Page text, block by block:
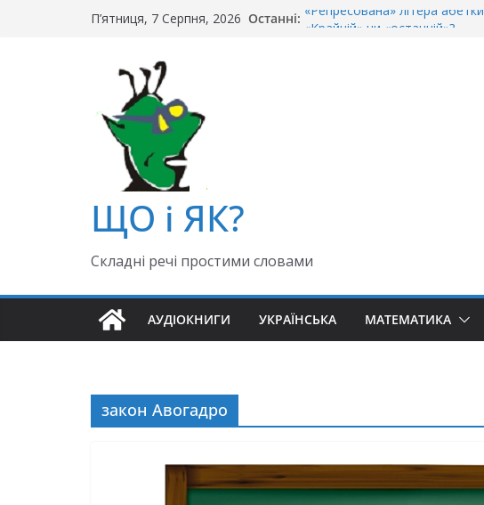
П’ятниця, 7 Серпня, 2026 Останні: «Репресована» літера абетки
ЩО і ЯК?
Складні речі простими словами
АУДІОКНИГИ УКРАЇНСЬКА МАТЕМАТИКА
закон Авогадро